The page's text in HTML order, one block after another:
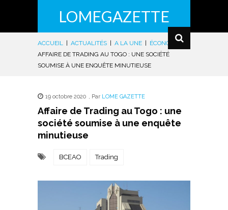
LOMEGAZETTE
ACCUEIL ACTUALITÉS A LA UNE ÉCONOMIE |
AFFAIRE DE TRADING AU TOGO : UNE SOCIÉTÉ
SOUMISE À UNE ENQUÊTE MINUTIEUSE
19 octobre 2020 , Par LOME GAZETTE
Affaire de Trading au Togo : une
société soumise à une enquête
minutieuse
BCEAO Trading